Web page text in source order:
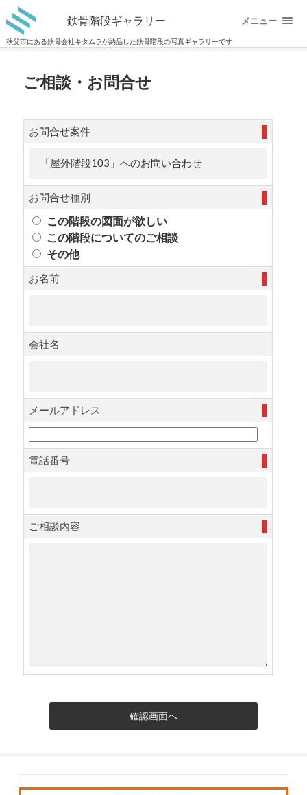
鉄骨階段ギャラリー
秩父市にある鉄骨会社キタムラが納品した鉄骨階段の写真ギャラリーです
メニュー
ご相談・お問合せ
お問合せ案件
お問合せ種別
この階段の図面が欲しい
この階段についてのご相談
その他
お名前
会社名
メールアドレス
電話番号
ご相談内容